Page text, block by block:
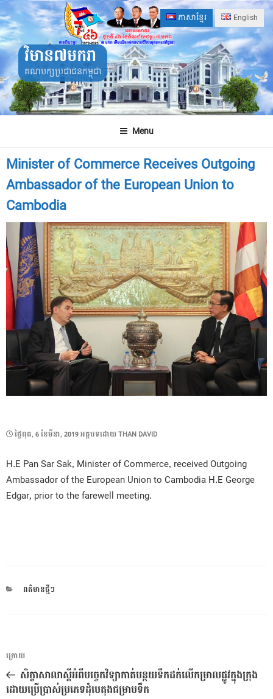
Skip
to
content
ភាសាខ្មែរ English
វិមាន៧មករា
គណបក្សប្រជាជនកម្ពុជា
Menu
Minister of Commerce Receives Outgoing
Ambassador of the European Union to
Cambodia
POSTED
ថ្ងៃ​ពុធ, 6 ខែ​មីនា, 2019អត្ថបទដោយTHAN DAVID
H.E Pan Sar Sak, Minister of Commerce, received Outgoing
Ambassador of the European Union to Cambodia H.E George
Edgar, prior to the farewell meeting.
CATEGORIES
ពត៌មានថ្មីៗ
ការ​
នាំទិស​
ប្រកាស
អត្ថបទ
មុន
ក្រោយ
សិក្ខាសាលាស្ដីអំពីបច្ចេកវិទ្យាកាត់បន្ថយទឹកដក់លើកម្រាលផ្លូវក្នុងក្រុង
ដោយប្រើប្រាស់ប្រភេទដុំបេតុងជម្រាបទឹក